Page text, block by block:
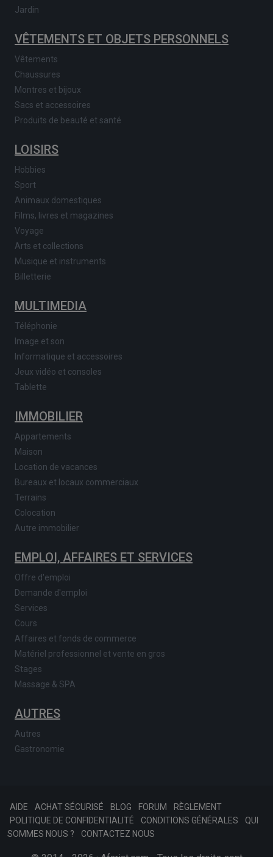
Jardin
VÊTEMENTS ET OBJETS PERSONNELS
Vêtements
Chaussures
Montres et bijoux
Sacs et accessoires
Produits de beauté et santé
LOISIRS
Hobbies
Sport
Animaux domestiques
Films, livres et magazines
Voyage
Arts et collections
Musique et instruments
Billetterie
MULTIMEDIA
Téléphonie
Image et son
Informatique et accessoires
Jeux vidéo et consoles
Tablette
IMMOBILIER
Appartements
Maison
Location de vacances
Bureaux et locaux commerciaux
Terrains
Colocation
Autre immobilier
EMPLOI, AFFAIRES ET SERVICES
Offre d'emploi
Demande d'emploi
Services
Cours
Affaires et fonds de commerce
Matériel professionnel et vente en gros
Stages
Massage & SPA
AUTRES
Autres
Gastronomie
AIDE ACHAT SÉCURISÉ BLOG FORUM
RÈGLEMENT
POLITIQUE DE CONFIDENTIALITÉ
CONDITIONS GÉNÉRALES
QUI
SOMMES NOUS ?
CONTACTEZ NOUS